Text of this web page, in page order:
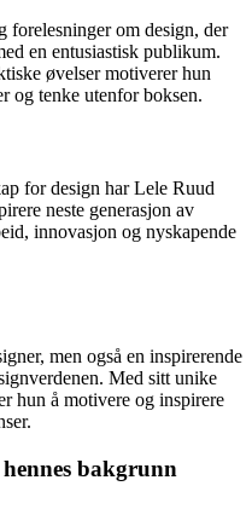
forelesninger om design, der
en entusiastisk publikum.
øvelser motiverer hun
og tenke utenfor boksen.
for design har Lele Ruud
neste generasjon av
innovasjon og nyskapende
men også en inspirerende
Med sitt unike
hun å motivere og inspirere
bakgrunn